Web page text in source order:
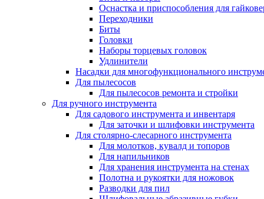
Оснастка и приспособления для
Переходники
Биты
Головки
Наборы торцевых головок
Удлинители
Насадки для многофункционального
Для пылесосов
Для пылесосов ремонта и стройки
Для ручного инструмента
Для садового инструмента и инвентаря
Для заточки и шлифовки инструмента
Для столярно-слесарного инструмента
Для молотков, кувалд и топоров
Для напильников
Для хранения инструмента на стенах
Полотна и рукоятки для ножовок
Разводки для пил